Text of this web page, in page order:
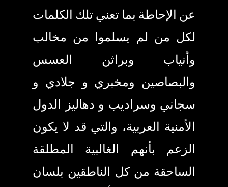
عن الإحاطة بما تعني تلك الكلمات
لكل من لم يسلموا من مخالب
وأنياب وبراثن العسس
والبصاصين ومخبري و جلادي و
سجاني وسراديب و دهاليز الدول
الأمنية العربية، والتي قد لا يكون
الزعم بأنهم الغالبية المطلقة
الساحقة من كل الناطقين بلسان